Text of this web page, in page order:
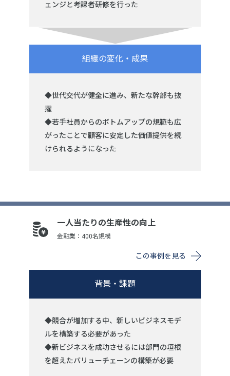
ェンジと考課者研修を行った
組織の変化・成果
◆世代交代が健全に進み、新たな幹部も抜
擢
◆若手社員からのボトムアップの規範も広
がったことで顧客に安定した価値提供を続
けられるようになった
一人当たりの生産性の向上
金融業：400名規模
この事例を見る
背景・課題
◆競合が増加する中、新しいビジネスモデ
ルを構築する必要があった
◆新ビジネスを成功させるには部門の垣根
を超えたバリューチェーンの構築が必要